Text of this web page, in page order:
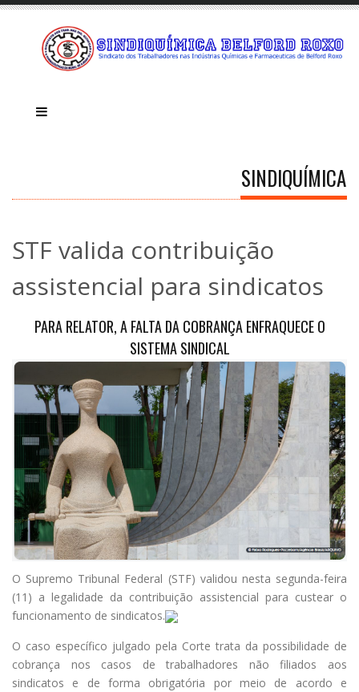
SINDIQUÍMICA
STF valida contribuição
assistencial para sindicatos
PARA RELATOR, A FALTA DA COBRANÇA ENFRAQUECE O
SISTEMA SINDICAL
O Supremo Tribunal Federal (STF) validou nesta segunda-feira
(11) a legalidade da contribuição assistencial para custear o
funcionamento de sindicatos.
O caso específico julgado pela Corte trata da possibilidade de
cobrança nos casos de trabalhadores não filiados aos
sindicatos e de forma obrigatória por meio de acordo e